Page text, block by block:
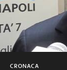
CRONACA